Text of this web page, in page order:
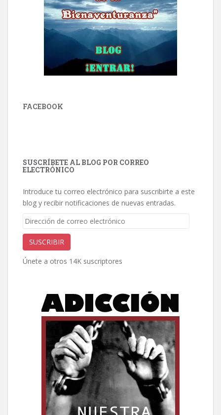
FACEBOOK
SUSCRÍBETE AL BLOG POR CORREO
ELECTRÓNICO
Introduce tu correo electrónico para suscribirte a este
blog y recibir notificaciones de nuevas entradas.
Dirección
correo
electrónico
SUSCRIBIR
Únete a otros 14K suscriptores